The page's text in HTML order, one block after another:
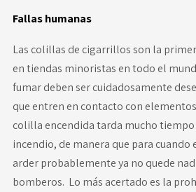
Fallas humanas
Las colillas de cigarrillos son la
en tiendas minoristas en todo el
fumar deben ser cuidadosamente
que entren en contacto con
colilla encendida tarda mucho
incendio, de manera que para cuando
arder probablemente ya no quede
bomberos. Lo más acertado es la